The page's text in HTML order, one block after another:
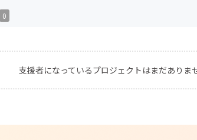
0
支援者になっているプロジェクトはまだありま